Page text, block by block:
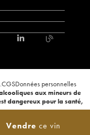
Vendre ce vin
CGSDonnées personnelles
aux mineurs de
dangereux pour la santé,
1 et L.3353-3